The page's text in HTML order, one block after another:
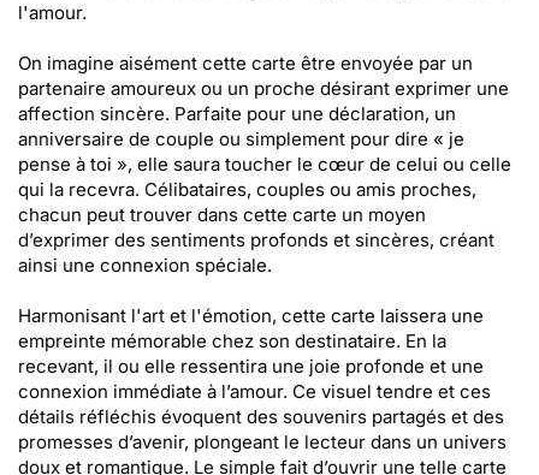
l'amour.
On imagine aisément cette carte être envoyée par un
partenaire amoureux ou un proche désirant exprimer une
affection sincère. Parfaite pour une déclaration, un
anniversaire de couple ou simplement pour dire « je
pense à toi », elle saura toucher le cœur de celui ou celle
qui la recevra. Célibataires, couples ou amis proches,
chacun peut trouver dans cette carte un moyen
d’exprimer des sentiments profonds et sincères, créant
ainsi une connexion spéciale.
Harmonisant l'art et l'émotion, cette carte laissera une
empreinte mémorable chez son destinataire. En la
recevant, il ou elle ressentira une joie profonde et une
connexion immédiate à l’amour. Ce visuel tendre et ces
détails réfléchis évoquent des souvenirs partagés et des
promesses d’avenir, plongeant le lecteur dans un univers
doux et romantique. Le simple fait d’ouvrir une telle carte